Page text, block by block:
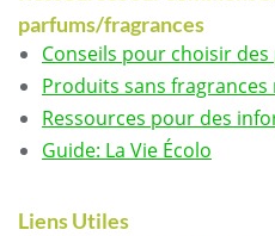
parfums/fragrances
Conseils pour choisir
Produits sans
Ressources pour des
Guide: La Vie Écolo
Liens Utiles